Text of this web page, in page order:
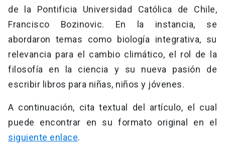
de la Pontificia Universidad Católica de Chile,
Francisco Bozinovic. En la instancia, se
abordaron temas como biología integrativa, su
relevancia para el cambio climático, el rol de la
filosofía en la ciencia y su nueva pasión de
escribir libros para niñas, niños y jóvenes.
A continuación, cita textual del artículo, el cual
puede encontrar en su formato original en el
siguiente enlace.